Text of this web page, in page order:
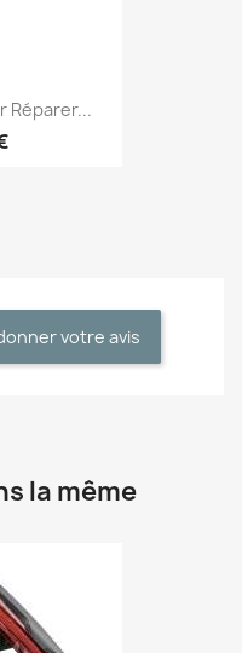
Réparer...
votre avis
la même